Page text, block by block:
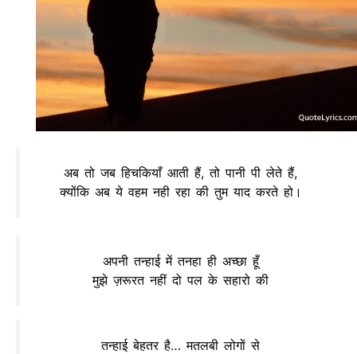
अब तो जब हिचकियाँ आती हैं, तो पानी पी लेते हैं,
क्योंकि अब ये वहम नही रहा की तुम याद करते हो।
अपनी तन्हाई में तनहा ही अच्छा हूँ
मुझे ज़रूरत नहीं दो पल के सहारो की
तन्हाई बेहतर है… मतलबी लोगों से